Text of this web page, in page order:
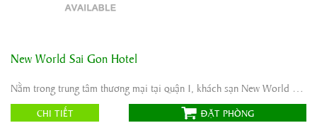
Địa chỉ:
76 Le Lai Street, District 1, Ho Chi Minh City, Vietnam
Website:
New World Sai Gon Hotel
Nằm trong trung tâm thương mại tại quận 1, khách sạn New World Sài Gòn cung cấp 533 phòng trang ...
CHI TIẾT ĐẶT PHÒNG